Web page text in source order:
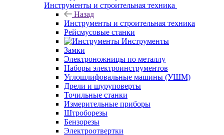
Инструменты и строительная техника
Назад
Инструменты и строительная техника
Рейсмусовые станки
Инструменты
Замки
Электроножницы по металлу
Наборы электроинструментов
Углошлифовальные машины (УШМ)
Дрели и шуруповерты
Точильные станки
Измерительные приборы
Штроборезы
Бензорезы
Электроотвертки